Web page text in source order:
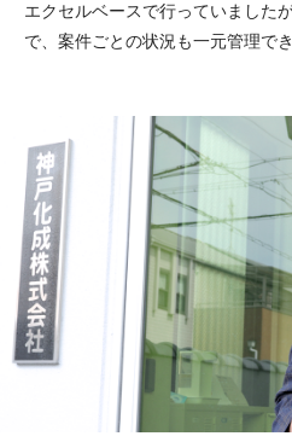
エクセルベースで行っていました
で、案件ごとの状況も一元管理で